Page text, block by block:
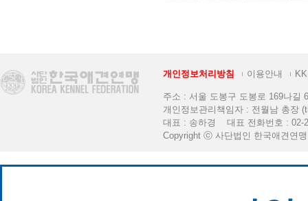
개인정보처리방침 이용안내
주소 : 서울 도봉구 도봉로 169나길
개인정보관리책임자 : 전월남 총장
대표 : 송하경 대표 전화번호 :
Copyright ⓒ 사단법인 한국애견연